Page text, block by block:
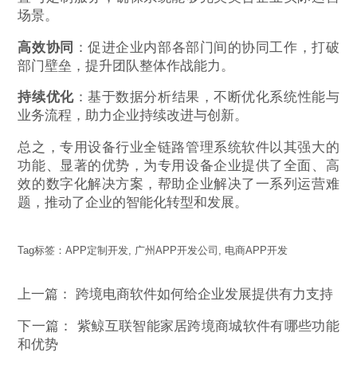
场景。
高效协同 ：促进企业内部各部门间的协同工作，打破
部门壁垒，提升团队整体作战能力。
持续优化：基于数据分析结果，不断优化系统性能与
业务流程，助力企业持续改进与创新。
总之，专用设备行业全链路管理系统软件以其强大的
功能、显著的优势，为专用设备企业提供了全面、高
效的数字化解决方案，帮助企业解决了一系列运营难
题，推动了企业的智能化转型和发展。
Tag标签：APP定制开发, 广州APP开发公司 , 电商APP开发
上一篇： 跨境电商软件如何给企业发展提供有力支持
下一篇： 紫鲸互联智能家居跨境商城软件有哪些功能
和优势